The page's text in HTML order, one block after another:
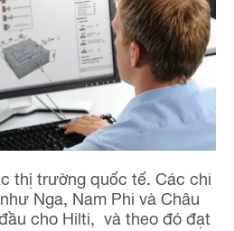
thị trường quốc tế. Các chi
Nga, Nam Phi và Châu
cho Hilti, và theo đó đạt